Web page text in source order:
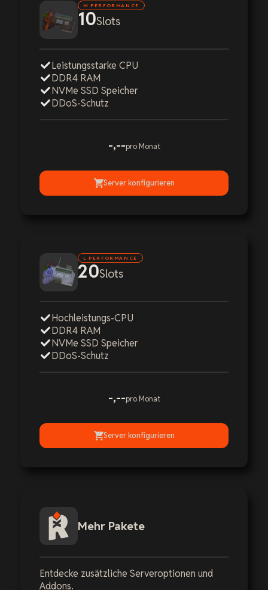
M PERFORMANCE
10Slots
Leistungsstarke CPU
DDR4 RAM
NVMe SSD Speicher
DDoS-Schutz
-,--pro Monat
Server konfigurieren
L PERFORMANCE
20Slots
Hochleistungs-CPU
DDR4 RAM
NVMe SSD Speicher
DDoS-Schutz
-,--pro Monat
Server konfigurieren
Mehr Pakete
Entdecke zusätzliche Serveroptionen und
Addons.